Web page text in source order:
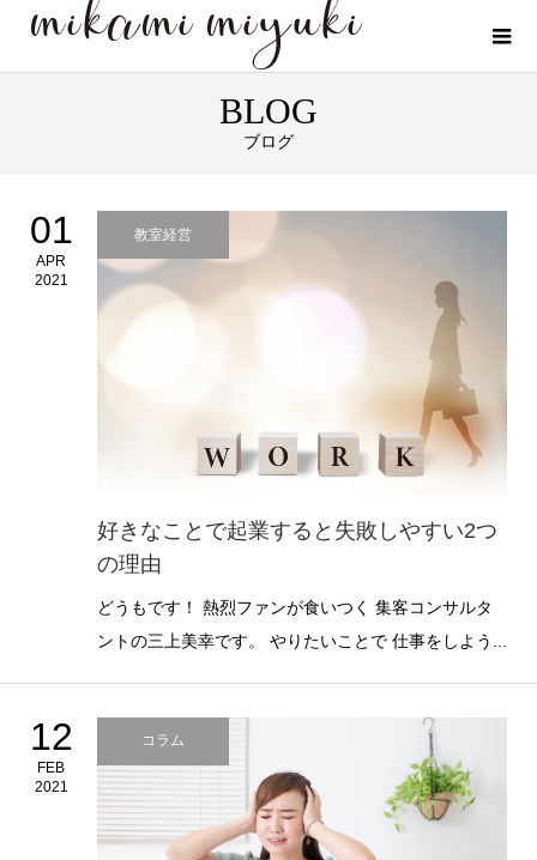
BLOG
ブログ
01
APR
2021
教室経営
好きなことで起業すると失敗しやすい2つ
の理由
どうもです！ 熱烈ファンが食いつく 集客コンサルタ
ントの三上美幸です。 やりたいことで 仕事をしよう...
12
FEB
2021
コラム